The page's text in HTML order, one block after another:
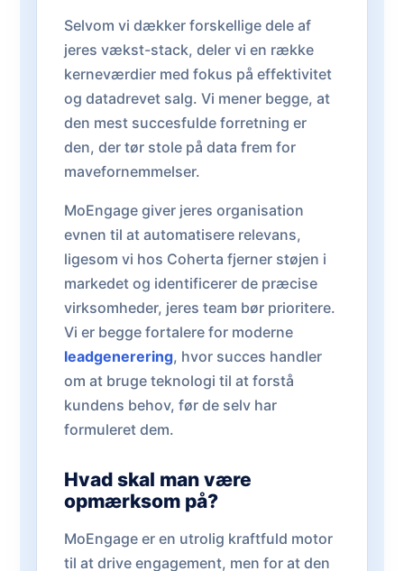
Selvom vi dækker forskellige dele af
jeres vækst-stack, deler vi en række
kerneværdier med fokus på effektivitet
og datadrevet salg. Vi mener begge, at
den mest succesfulde forretning er
den, der tør stole på data frem for
mavefornemmelser.
MoEngage giver jeres organisation
evnen til at automatisere relevans,
ligesom vi hos Coherta fjerner støjen i
markedet og identificerer de præcise
virksomheder, jeres team bør prioritere.
Vi er begge fortalere for moderne
leadgenerering, hvor succes handler
om at bruge teknologi til at forstå
kundens behov, før de selv har
formuleret dem.
Hvad skal man være
opmærksom på?
MoEngage er en utrolig kraftfuld motor
til at drive engagement, men for at den